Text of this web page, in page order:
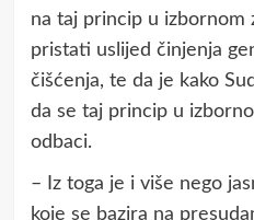
na taj princip u izbornom
pristati uslijed činjenja
čišćenja, te da je kako
da se taj princip u
odbaci.
– Iz toga je i više nego
koje se bazira na